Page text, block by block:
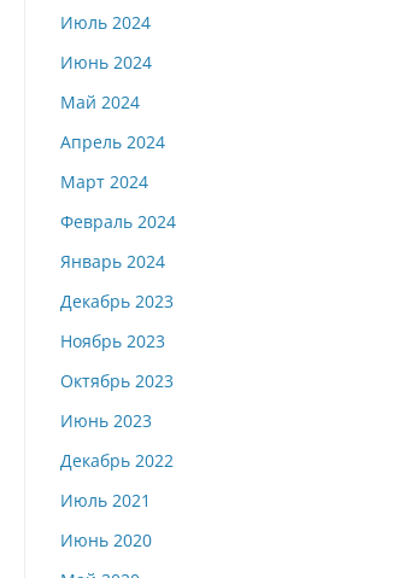
Июль 2024
Июнь 2024
Май 2024
Апрель 2024
Март 2024
Февраль 2024
Январь 2024
Декабрь 2023
Ноябрь 2023
Октябрь 2023
Июнь 2023
Декабрь 2022
Июль 2021
Июнь 2020